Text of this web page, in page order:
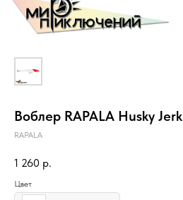
Воблер RAPALA Husky Jerk
RAPALA
1 260 р.
Цвет